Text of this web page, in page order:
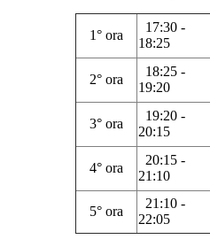
1° ora
17:30 -
18:25
2° ora
18:25 -
19:20
3° ora
19:20 -
20:15
4° ora
20:15 -
21:10
5° ora
21:10 -
22:05